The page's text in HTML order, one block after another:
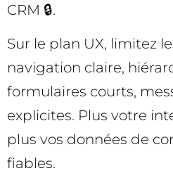
CRM 🔒.
Sur le plan UX, limitez
navigation claire,
formulaires courts,
explicites. Plus votre
plus vos données de
fiables.